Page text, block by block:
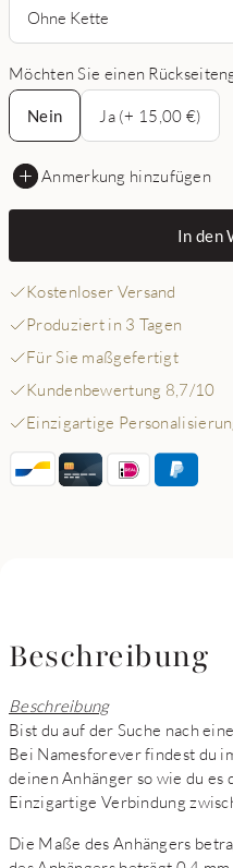
Ohne Kette
Möchten Sie einen
Nein
Nein
Ja (+ 15,00 €)
Anmerkung hinzufügen
In den
Kostenloser Versand
Produziert in 3 Tagen
Für Sie maßgefertigt
Kundenbewertung 8,7/10
Einzigartige
Beschreibung
Beschreibung
Bist du auf der Suche nach
Bei Namesforever findest du
deinen Anhänger so wie du es
Einzigartige Verbindung
Die Maße des Anhängers